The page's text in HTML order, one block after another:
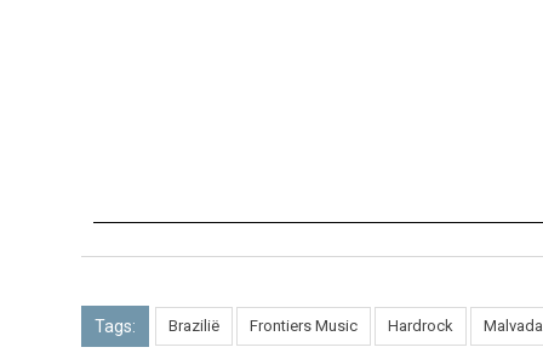
Tags: Brazilië Frontiers Music Hardrock Malvada